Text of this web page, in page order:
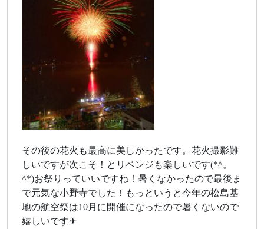
その後の花火も最高に美しかったです。花火撮影難
しいですが次こそ！とリベンジも楽しいです(*^。
^*)お祭りっていいですね！暑くなかったので最後ま
で元気な小野寺でした！もっというと今年の松島基
地の航空祭は10月に開催になったので暑くないので
嬉しいです✈